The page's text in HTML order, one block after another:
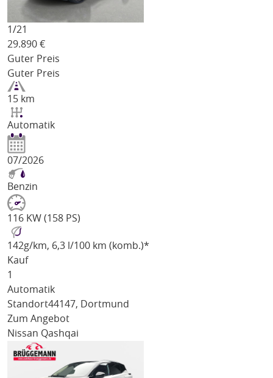
1/21
29.890 €
Guter Preis
Guter Preis
15 km
Automatik
07/2026
Benzin
116 KW (158 PS)
142g/km, 6,3 l/100 km (komb.)*
Kauf
1
Automatik
Standort44147, Dortmund
Zum Angebot
Nissan Qashqai